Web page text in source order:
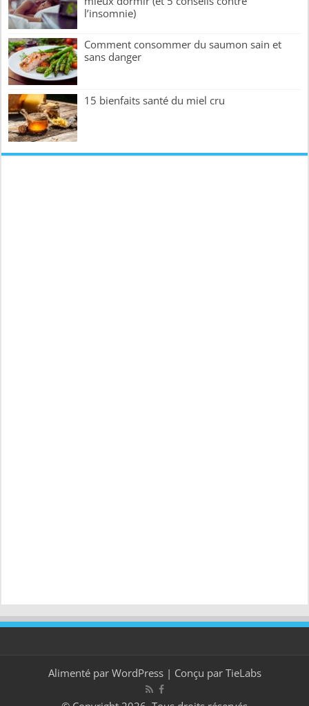
l’insomnie)
Comment consommer du saumon sain et
sans danger
15 bienfaits santé du miel cru
Alimenté par WordPress| Conçu par TieLabs